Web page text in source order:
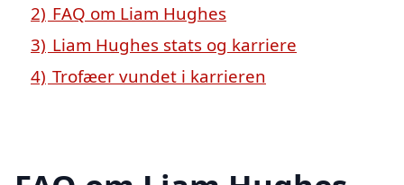
2) FAQ om Liam Hughes
3) Liam Hughes stats og karriere
4) Trofæer vundet i karrieren